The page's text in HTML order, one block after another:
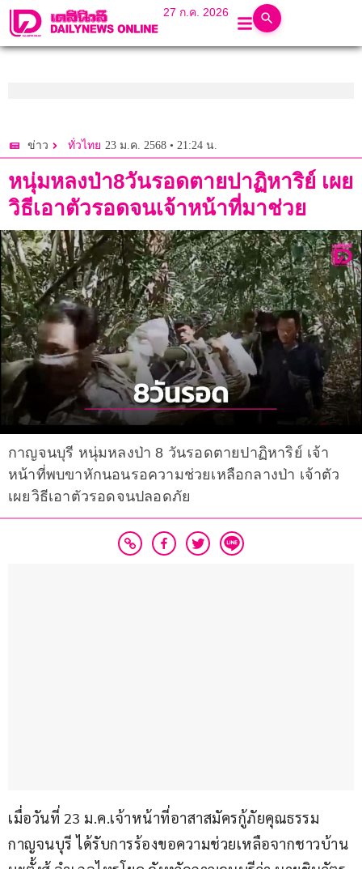
27 ก.ค. 2026
ข่าว ทั่วไทย 23 ม.ค. 2568 • 21:24 น.
หนุ่มหลงป่า8วันรอดตายปาฏิหาริย์ เผย
วิธีเอาตัวรอดจนเจ้าหน้าที่มาช่วย
กาญจนบุรี หนุ่มหลงป่า 8 วันรอดตายปาฏิหาริย์ เจ้า
หน้าที่พบขาหักนอนรอความช่วยเหลือกลางป่า เจ้าตัว
เผยวิธีเอาตัวรอดจนปลอดภัย
เมื่อวันที่ 23 ม.ค.เจ้าหน้าที่อาสาสมัครกู้ภัยคุณธรรม
กาญจนบุรี ได้รับการร้องขอความช่วยเหลือจากชาวบ้าน